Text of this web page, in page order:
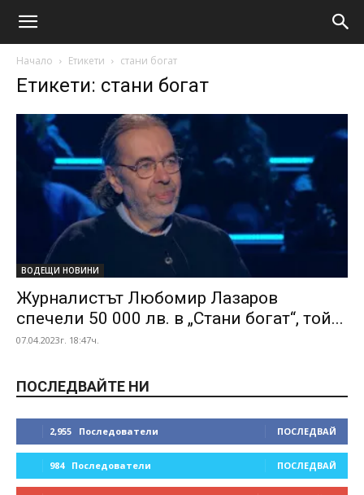
Начало Етикети стани богат
Етикети: стани богат
ВОДЕЩИ НОВИНИ
Журналистът Любомир Лазаров
спечели 50 000 лв. в „Стани богат“, той...
07.04.2023г. 18:47ч.
ПОСЛЕДВАЙТЕ НИ
2,955 Последователи ПОСЛЕДВАЙ
984 Последователи ПОСЛЕДВАЙ